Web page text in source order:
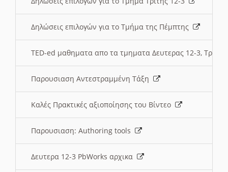
Δηλώσεις επιλογών για το Τμήμα της Πέμπτης
TED-ed μαθηματα απο τα τμηματα Δευτερας 12-3,
Παρουσιαση Αντεστραμμένη Τάξη
Καλές Πρακτικές αξιοποίησης του Βίντεο
Παρουσιαση: Authoring tools
Δευτερα 12-3 PbWorks αρχικα